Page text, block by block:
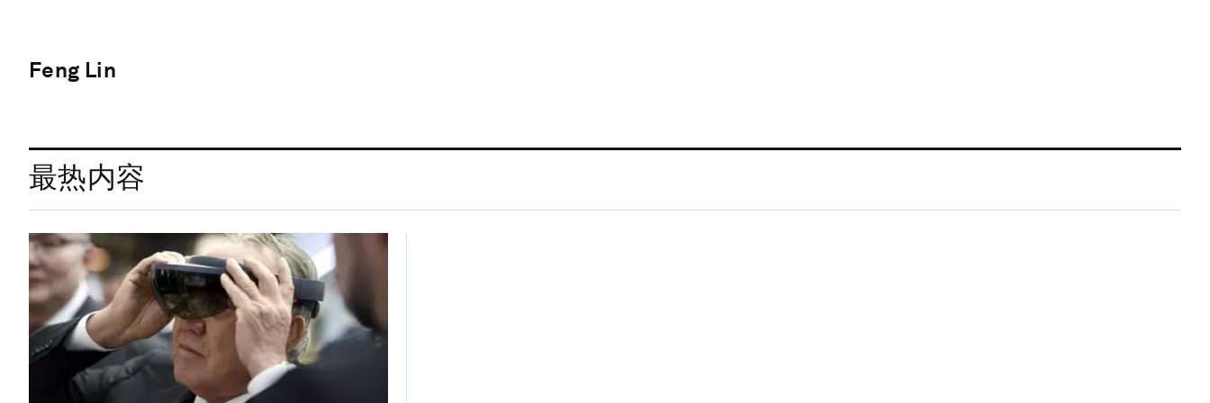
Feng Lin
最热内容